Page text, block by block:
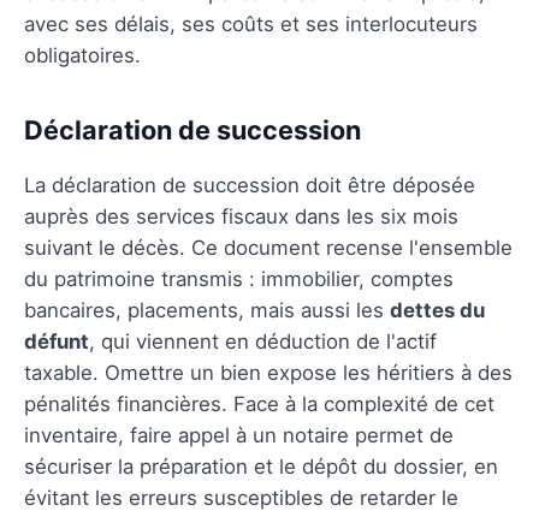
avec ses délais, ses coûts et ses interlocuteurs
obligatoires.
Déclaration de succession
La déclaration de succession doit être déposée
auprès des services fiscaux dans les six mois
suivant le décès. Ce document recense l'ensemble
du patrimoine transmis : immobilier, comptes
bancaires, placements, mais aussi les dettes du
défunt, qui viennent en déduction de l'actif
taxable. Omettre un bien expose les héritiers à des
pénalités financières. Face à la complexité de cet
inventaire, faire appel à un notaire permet de
sécuriser la préparation et le dépôt du dossier, en
évitant les erreurs susceptibles de retarder le